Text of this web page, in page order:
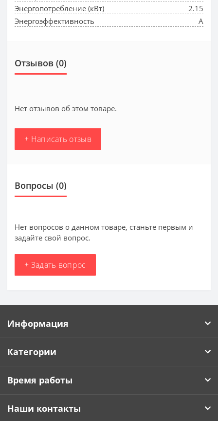
Энергопотребление (кВт)
2.15
Энергоэффективность
A
Отзывов (0)
Нет отзывов об этом товаре.
+ Написать отзыв
Вопросы (0)
Нет вопросов о данном товаре, станьте первым и
задайте свой вопрос.
+ Задать вопрос
Информация
Категории
Время работы
Наши контакты